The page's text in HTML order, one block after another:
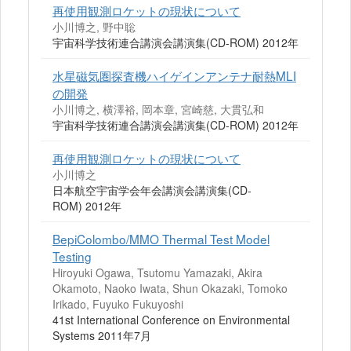
再使用観測ロケットの現状について
小川博之, 野中聡
宇宙科学技術連合講演会講演集(CD-ROM) 2012年
水星磁気圏探査機ハイゲインアンテナ耐熱MLI
の開発
小川博之, 横澤裕, 岡本章, 宮崎慈, 大貫弘和
宇宙科学技術連合講演会講演集(CD-ROM) 2012年
再使用観測ロケットの現状について
小川博之
日本航空宇宙学会年会講演会講演集(CD-
ROM) 2012年
BepiColombo/MMO Thermal Test Model
Testing
Hiroyuki Ogawa, Tsutomu Yamazaki, Akira
Okamoto, Naoko Iwata, Shun Okazaki, Tomoko
Irikado, Fuyuko Fukuyoshi
41st International Conference on Environmental
Systems 2011年7月